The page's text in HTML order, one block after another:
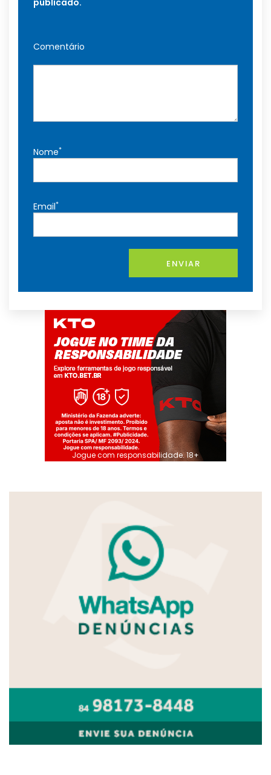
Comentário
Nome*
Email*
ENVIAR
Jogue com responsabilidade. 18+